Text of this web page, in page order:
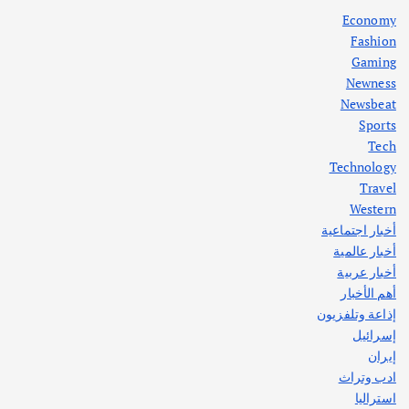
أهم الأخبار
اختتام ورشة السينوغرافيا في مدينة كلباء الاماراتية
أغسطس 3, 2026
Economy
Fashion
Gaming
Newness
Newsbeat
Sports
Tech
Technology
Travel
Western
أخبار اجتماعية
أخبار عالمية
أخبار عربية
أهم الأخبار
إذاعة وتلفزيون
إسرائيل
إيران
ادب وتراث
استراليا